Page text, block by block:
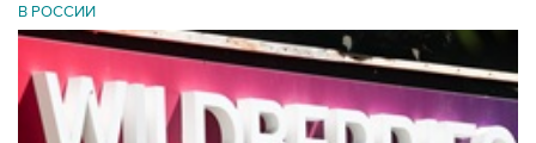
В РОССИИ